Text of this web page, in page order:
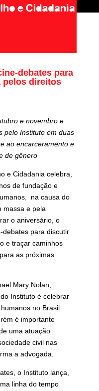
debates para
pelos direitos
e novembro e
pelo Instituto em duas
ao encarceramento e
de gênero
e Cidadania celebra,
de fundação e
na causa do
massa e pela
o aniversário, o
debates para discutir
e traçar caminhos
as próximas
Mary Nolan,
Instituto é celebrar
no Brasil.
é importante
uma atuação
civil nas
a advogada.
o Instituto lança,
linha do tempo